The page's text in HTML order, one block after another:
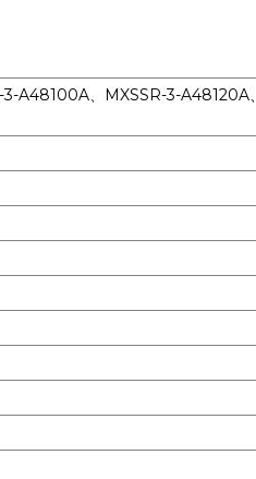
A48100A、MXSSR-3-A48120A、